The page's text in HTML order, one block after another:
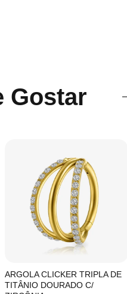
Gostar
ARGOLA CLICKER TRIPLA DE
TITÂNIO DOURADO C/